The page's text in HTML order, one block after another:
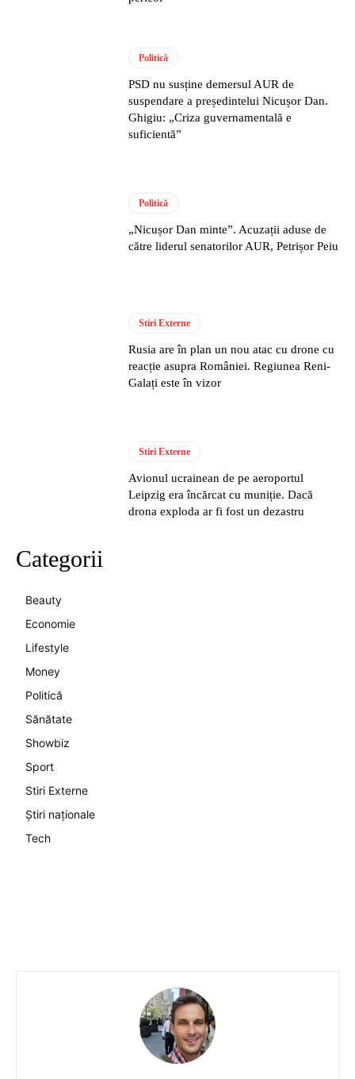
Politică
PSD nu susține demersul AUR de
suspendare a președintelui Nicușor Dan.
Ghigiu: „Criza guvernamentală e
suficientă”
Politică
„Nicușor Dan minte”. Acuzații aduse de
către liderul senatorilor AUR, Petrișor Peiu
Stiri Externe
Rusia are în plan un nou atac cu drone cu
reacție asupra României. Regiunea Reni-
Galați este în vizor
Stiri Externe
Avionul ucrainean de pe aeroportul
Leipzig era încărcat cu muniție. Dacă
drona exploda ar fi fost un dezastru
Categorii
Beauty
Economie
Lifestyle
Money
Politică
Sănătate
Showbiz
Sport
Stiri Externe
Știri naționale
Tech